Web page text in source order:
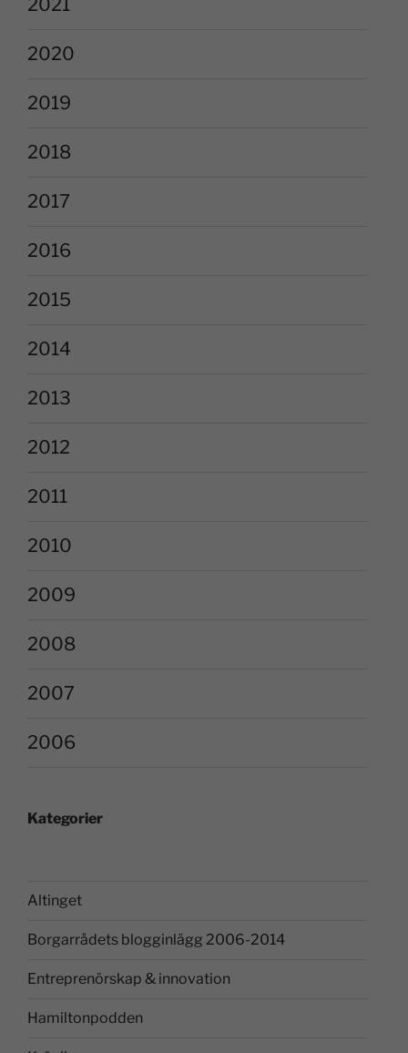
2020
2019
2018
2017
2016
2015
2014
2013
2012
2011
2010
2009
2008
2007
2006
Kategorier
Altinget
Borgarrådets blogginlägg 2006-2014
Entreprenörskap & innovation
Hamiltonpodden